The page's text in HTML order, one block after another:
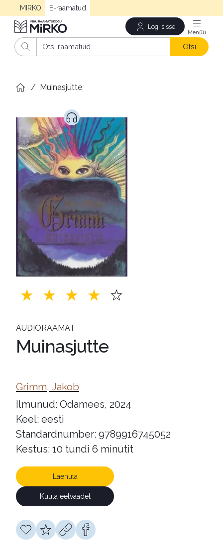
MIRKO E-raamatud
Logi sisse
Otsi
/ Muinasjutte
AUDIORAAMAT
Muinasjutte
Grimm, Jakob
Ilmunud: Odamees, 2024
Keel: eesti
Standardnumber: 9789916745052
Kestus: 10 tundi 6 minutit
Laenuta
Kuula eelvaadet